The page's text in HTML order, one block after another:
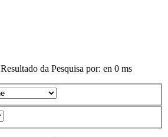
Resultado da Pesquisa por: en 0 ms